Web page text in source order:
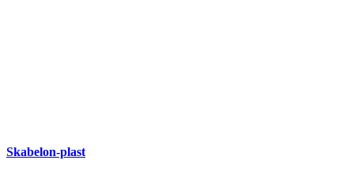
Skabelon-plast